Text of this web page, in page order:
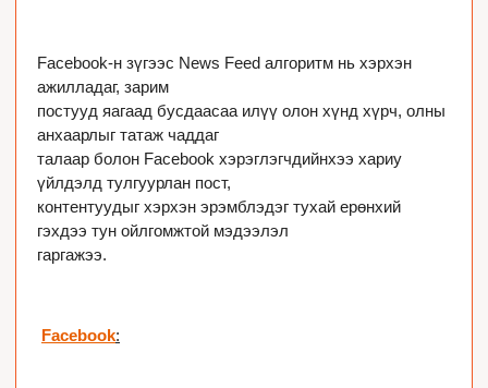
Facebook-н зүгээс News Feed алгоритм нь хэрхэн
ажилладаг, зарим
постууд яагаад бусдаасаа илүү олон хүнд хүрч, олны
анхаарлыг татаж чаддаг
талаар болон Facebook хэрэглэгчдийнхээ хариу
үйлдэлд тулгуурлан пост,
контентуудыг хэрхэн эрэмблэдэг тухай ерөнхий
гэхдээ тун ойлгомжтой мэдээлэл
гаргажээ.
Facebook: